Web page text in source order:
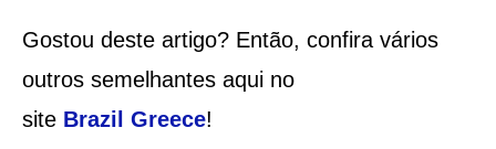
Gostou deste artigo? Então, confira vários
outros semelhantes aqui no
site Brazil Greece!